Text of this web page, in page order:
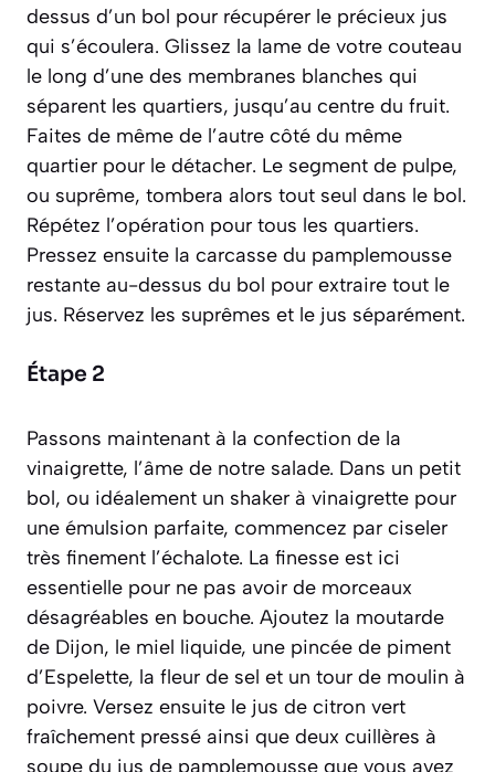
dessus d’un bol pour récupérer le précieux jus
qui s’écoulera. Glissez la lame de votre couteau
le long d’une des membranes blanches qui
séparent les quartiers, jusqu’au centre du fruit.
Faites de même de l’autre côté du même
quartier pour le détacher. Le segment de pulpe,
ou suprême, tombera alors tout seul dans le bol.
Répétez l’opération pour tous les quartiers.
Pressez ensuite la carcasse du pamplemousse
restante au-dessus du bol pour extraire tout le
jus. Réservez les suprêmes et le jus séparément.
Étape 2
Passons maintenant à la confection de la
vinaigrette, l’âme de notre salade. Dans un petit
bol, ou idéalement un shaker à vinaigrette pour
une émulsion parfaite, commencez par ciseler
très finement l’échalote. La finesse est ici
essentielle pour ne pas avoir de morceaux
désagréables en bouche. Ajoutez la moutarde
de Dijon, le miel liquide, une pincée de piment
d’Espelette, la fleur de sel et un tour de moulin à
poivre. Versez ensuite le jus de citron vert
fraîchement pressé ainsi que deux cuillères à
soupe du jus de pamplemousse que vous avez